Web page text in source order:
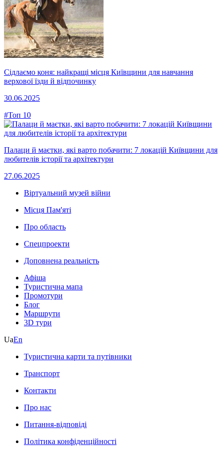
Сідлаємо коня: найкращі місця Київщини для навчання
верхової їзди й відпочинку
30.06.2025
#Топ 10
Палаци й маєтки, які варто побачити: 7 локацій Київщини для
любителів історії та архітектури
27.06.2025
Віртуальний музей війни
Місця Пам'яті
Про область
Спецпроекти
Доповнена реальність
Афіша
Туристична мапа
Промотури
Блог
Маршрути
3D тури
UaEn
Туристична карти та путівники
Транспорт
Контакти
Про нас
Питання-відповіді
Політика конфіденційності